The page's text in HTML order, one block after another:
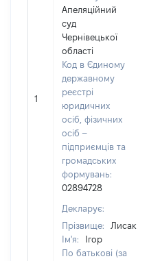
1
Апеляційний
суд
Чернівецької
області
Код в Єдиному
державному
реєстрі
юридичних
осіб, фізичних
осіб –
підприємців та
громадських
формувань:
02894728
Декларує:
Прізвище:
Лисак
Ім'я:
Ігор
По батькові (за